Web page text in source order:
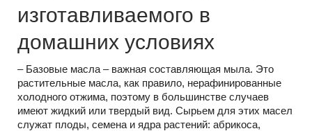
изготавливаемого в
домашних условиях
– Базовые масла – важная составляющая мыла. Это
растительные масла, как правило, нерафинированные
холодного отжима, поэтому в большинстве случаев
имеют жидкий или твердый вид. Сырьем для этих масел
служат плоды, семена и ядра растений: абрикоса,